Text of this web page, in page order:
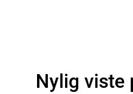
Nylig viste